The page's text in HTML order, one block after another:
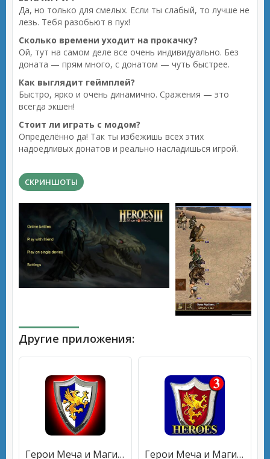
Да, но только для смелых. Если ты слабый, то лучше не
лезь. Тебя разобьют в пух!
Сколько времени уходит на прокачку?
Ой, тут на самом деле все очень индивидуально. Без
доната — прям много, с донатом — чуть быстрее.
Как выглядит геймплей?
Быстро, ярко и очень динамично. Сражения — это
всегда экшен!
Стоит ли играть с модом?
Определённо да! Так ты избежишь всех этих
надоедливых донатов и реально насладишься игрой.
СКРИНШОТЫ
Другие приложения:
Герои Меча и Магии 3: Башни Обороны tower defense Герои Меча и Магии 3 TD: Башенки защита башни ТД